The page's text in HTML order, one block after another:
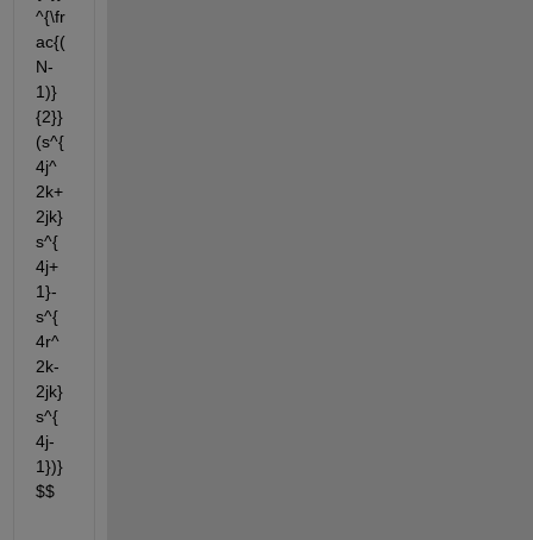
^{\fr
ac{(
N-
1)}
{2}}
(s^{
4j^
2k+
2jk}
s^{
4j+
1}-
s^{
4r^
2k-
2jk}
s^{
4j-
1})}
$$